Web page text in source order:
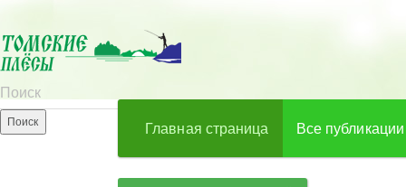
Главная страница Все публикации